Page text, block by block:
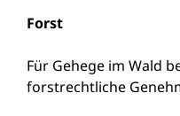
Forst
Für Gehege im Wald
forstrechtliche